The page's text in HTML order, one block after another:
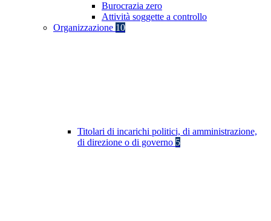
Burocrazia zero
Attività soggette a controllo
Organizzazione 10
Titolari di incarichi politici, di amministrazione,
di direzione o di governo 5